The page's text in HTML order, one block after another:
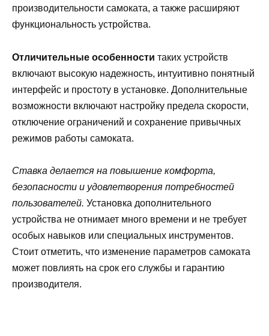
производительности самоката, а также расширяют
функциональность устройства.
Отличительные особенности таких устройств
включают высокую надежность, интуитивно понятный
интерфейс и простоту в установке. Дополнительные
возможности включают настройку предела скорости,
отключение ограничений и сохранение привычных
режимов работы самоката.
Ставка делается на повышение комфорта,
безопасности и удовлетворения потребностей
пользователей. Установка дополнительного
устройства не отнимает много времени и не требует
особых навыков или специальных инструментов.
Стоит отметить, что изменение параметров самоката
может повлиять на срок его службы и гарантию
производителя.